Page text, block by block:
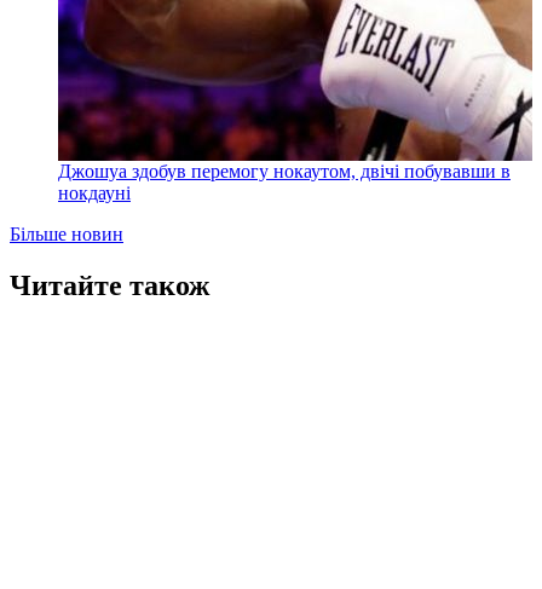
Джошуа здобув перемогу нокаутом, двічі побувавши в
нокдауні
Більше новин
Читайте також